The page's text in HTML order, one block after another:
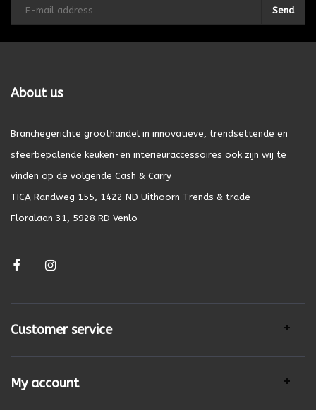
Send
About us
Branchegerichte groothandel in innovatieve, trendsettende en
sfeerbepalende keuken-en interieuraccessoires ook zijn wij te
vinden op de volgende Cash & Carry
TICA Randweg 155, 1422 ND Uithoorn Trends & trade
Floralaan 31, 5928 RD Venlo
Customer service
My account